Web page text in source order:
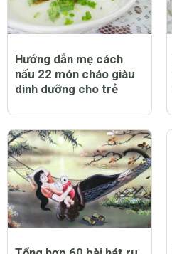
Hướng dẫn mẹ cách
nấu 22 món cháo giàu
dinh dưỡng cho trẻ